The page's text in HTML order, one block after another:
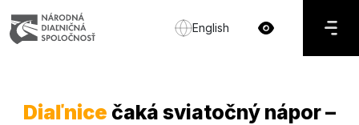
English
Diaľnice čaká sviatočný nápor –